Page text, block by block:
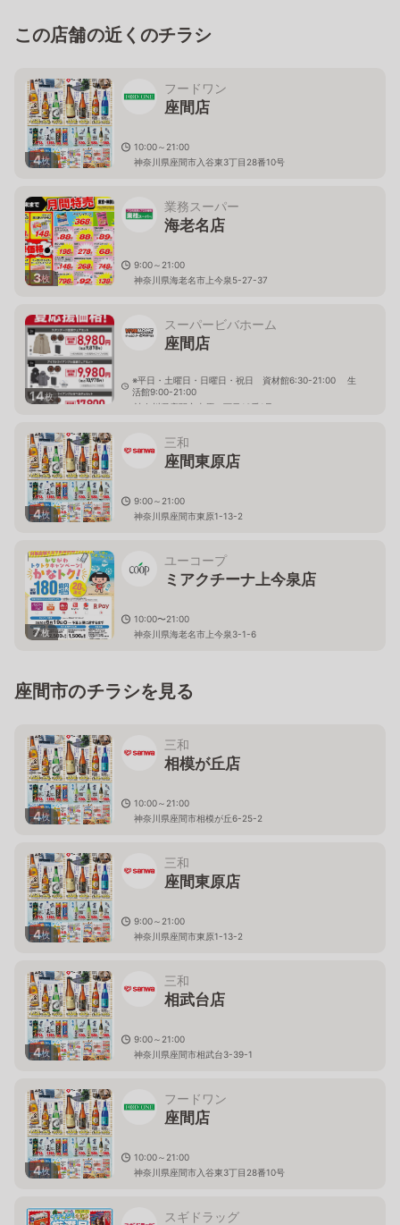
この店舗の近くのチラシ
4枚
フードワン
座間店
10:00～21:00
神奈川県座間市入谷東3丁目28番10号
3枚
業務スーパー
海老名店
9:00～21:00
神奈川県海老名市上今泉5-27-37
14枚
スーパービバホーム
座間店
※平日・土曜日・日曜日・祝日 資材館6:30-21:00 生
活館9:00-21:00
神奈川県座間市東原一丁目13番1号
4枚
三和
座間東原店
9:00～21:00
神奈川県座間市東原1-13-2
7枚
ユーコープ
ミアクチーナ上今泉店
10:00〜21:00
神奈川県海老名市上今泉3-1-6
座間市のチラシを見る
4枚
三和
相模が丘店
10:00～21:00
神奈川県座間市相模が丘6-25-2
4枚
三和
座間東原店
9:00～21:00
神奈川県座間市東原1-13-2
4枚
三和
相武台店
9:00～21:00
神奈川県座間市相武台3-39-1
4枚
フードワン
座間店
10:00～21:00
神奈川県座間市入谷東3丁目28番10号
スギドラッグ